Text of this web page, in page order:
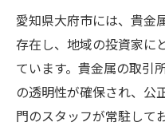
愛知県大府市には、貴金
存在し、地域の投資家に
ています。貴金属の取引
の透明性が確保され、公
門のスタッフが常駐して